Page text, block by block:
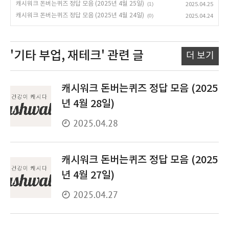
캐시워크 돈버는퀴즈 정답 모음 (2025년 4월 25일)
(1)
2025.04.25
캐시워크 돈버는퀴즈 정답 모음 (2025년 4월 24일)
(0) 2025.04.24
'기타 부업, 재테크' 관련 글 더 보기
캐시워크 돈버는퀴즈 정답 모음 (2025
년 4월 28일)
2025.04.28
캐시워크 돈버는퀴즈 정답 모음 (2025
년 4월 27일)
2025.04.27